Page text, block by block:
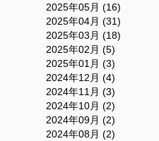
2025年05月 (16)
2025年04月 (31)
2025年03月 (18)
2025年02月 (5)
2025年01月 (3)
2024年12月 (4)
2024年11月 (3)
2024年10月 (2)
2024年09月 (2)
2024年08月 (2)